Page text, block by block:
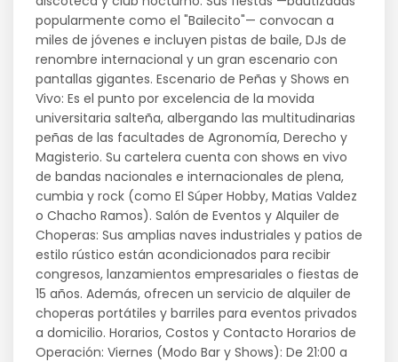
popularmente como el "Bailecito"— convocan a
miles de jóvenes e incluyen pistas de baile, DJs de
renombre internacional y un gran escenario con
pantallas gigantes. Escenario de Peñas y Shows en
Vivo: Es el punto por excelencia de la movida
universitaria salteña, albergando las multitudinarias
peñas de las facultades de Agronomía, Derecho y
Magisterio. Su cartelera cuenta con shows en vivo
de bandas nacionales e internacionales de plena,
cumbia y rock (como El Súper Hobby, Matias Valdez
o Chacho Ramos). Salón de Eventos y Alquiler de
Choperas: Sus amplias naves industriales y patios de
estilo rústico están acondicionados para recibir
congresos, lanzamientos empresariales o fiestas de
15 años. Además, ofrecen un servicio de alquiler de
choperas portátiles y barriles para eventos privados
a domicilio. Horarios, Costos y Contacto Horarios de
Operación: Viernes (Modo Bar y Shows): De 21:00 a